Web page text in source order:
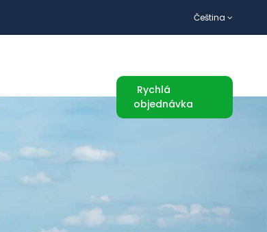
Čeština
Rychlá
objednávka